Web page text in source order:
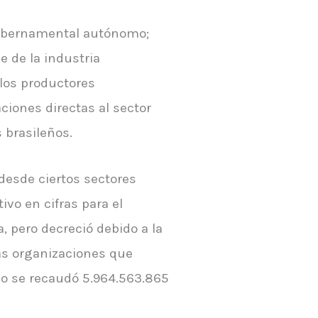
autónomo;
de la industria
productores
directas al sector
brasileños.
ciertos sectores
en cifras para el
pero decreció debido a la
organizaciones que
se recaudó 5.964.563.865